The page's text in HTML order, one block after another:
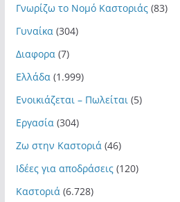
Γνωρίζω το Νομό Καστοριάς(83)
Γυναίκα (304)
Διαφορα (7)
Ελλάδα (1.999)
Ενοικιάζεται – Πωλείται (5)
Εργασία (304)
Ζω στην Καστοριά (46)
Ιδέες για αποδράσεις(120)
Καστοριά (6.728)